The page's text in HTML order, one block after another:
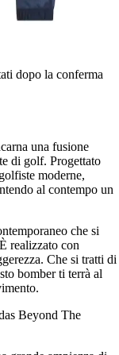
dopo la conferma
una fusione
di golf. Progettato
moderne,
al contempo un
che si
realizzato con
Che si tratti di
bomber ti terrà al
Beyond The